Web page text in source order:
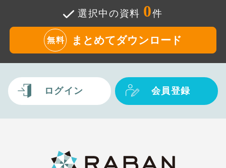
選択中の資料 0件
無料 まとめてダウンロード
ログイン 会員登録